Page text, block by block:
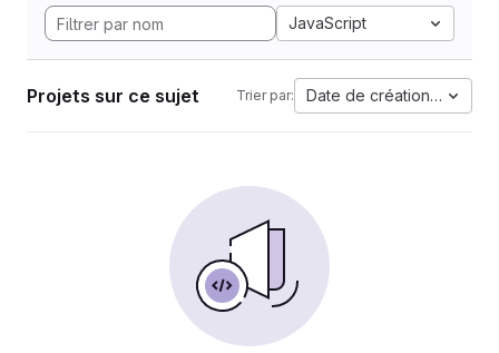
JavaScript
Projets sur ce sujet Trier par: Date de création la plus